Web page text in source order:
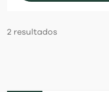
2 resultados